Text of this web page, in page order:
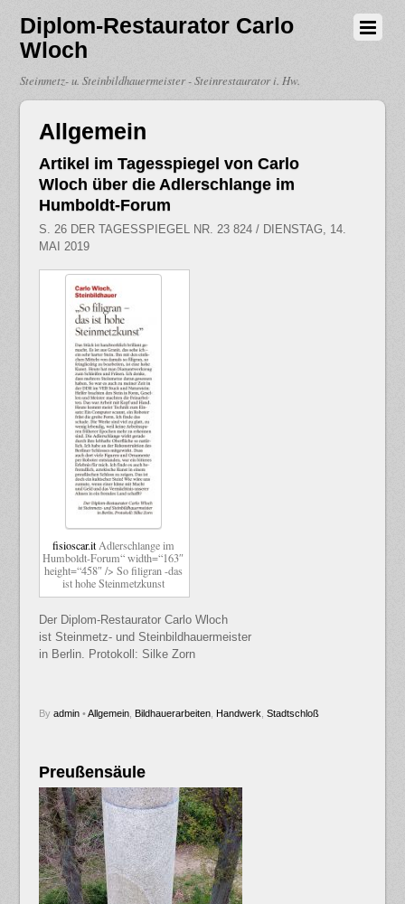
Diplom-Restaurator Carlo
Wloch
Steinmetz- u. Steinbildhauermeister - Steinrestaurator i. Hw.
Allgemein
Artikel im Tagesspiegel von Carlo
Wloch über die Adlerschlange im
Humboldt-Forum
S. 26 DER TAGESSPIEGEL NR. 23 824 / DIENSTAG, 14.
MAI 2019
fisioscar.itAdlerschlange im
Humboldt-Forum“ width=“163″
height=“458″ /> So filigran -das
ist hohe Steinmetzkunst
Der Diplom-Restaurator Carlo Wloch
ist Steinmetz- und Steinbildhauermeister
in Berlin. Protokoll: Silke Zorn
By admin• Allgemein, Bildhauerarbeiten, Handwerk Stadtschloß
Preußensäule